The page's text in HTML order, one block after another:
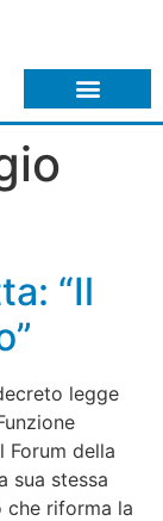
“Il
legge
Forum della
sua stessa
che riforma la